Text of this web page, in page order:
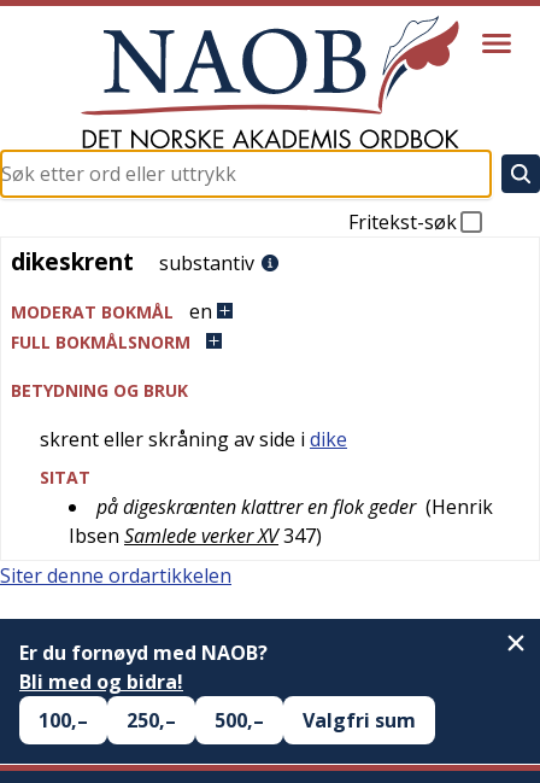
Fritekst-søk
dikeskrent
dikeskrent substantiv
MODERAT BOKMÅL en
FULL BOKMÅLSNORM
BETYDNING OG BRUK
skrent eller skråning av side i dike
SITAT
på digeskrænten klattrer en flok geder (Henrik
Ibsen Samlede verker XV347)
Siter denne ordartikkelen
Er du fornøyd med NAOB?
Bli med og bidra!
100,–
250,– 500,– Valgfri sum